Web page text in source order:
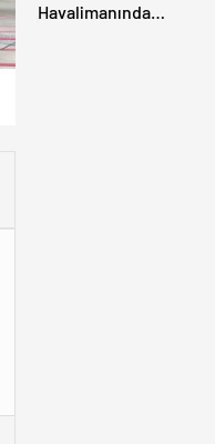
Havalimanında